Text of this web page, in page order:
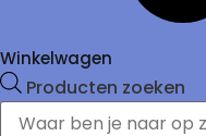
Winkelwagen
Producten zoeken